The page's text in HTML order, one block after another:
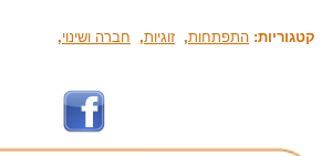
קטגוריות: התפתחות, זוגיות, חברה ושינוי,